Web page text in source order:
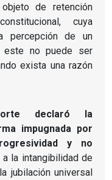
de retención
cuya
percepción de un
este no puede ser
exista una razón
declaró la
impugnada por
y no
a la intangibilidad de
jubilación universal